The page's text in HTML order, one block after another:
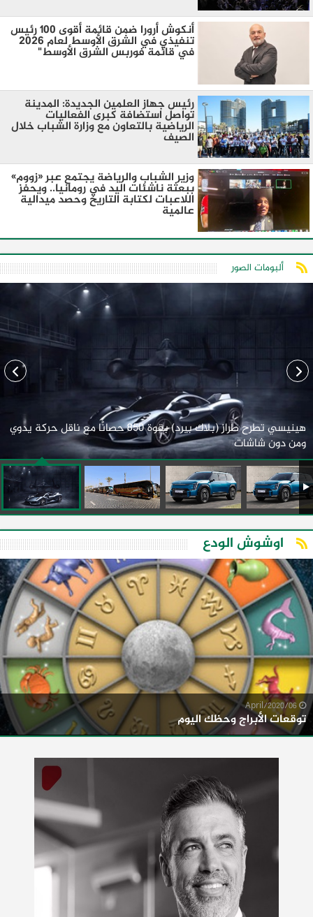
أنكوش أرورا ضمن قائمة أقوى 100 رئيس
تنفيذي في الشرق الأوسط لعام 2026
في قائمة فوربس الشرق الأوسط"
رئيس جهاز العلمين الجديدة: المدينة
تواصل استضافة كبرى الفعاليات
الرياضية بالتعاون مع وزارة الشباب خلال
الصيف
وزير الشباب والرياضة يجتمع عبر «زووم»
ببعثة ناشئات اليد في رومانيا.. ويحفز
اللاعبات لكتابة التاريخ وحصد ميدالية
عالمية
ألبومات الصور
هينيسي تطرح طراز (بلاك بيرد) بقوة 850 حصانًا مع ناقل حركة يدوي
ومن دون شاشات
اوشوش الودع
توقعات الأبراج وحظك اليوم